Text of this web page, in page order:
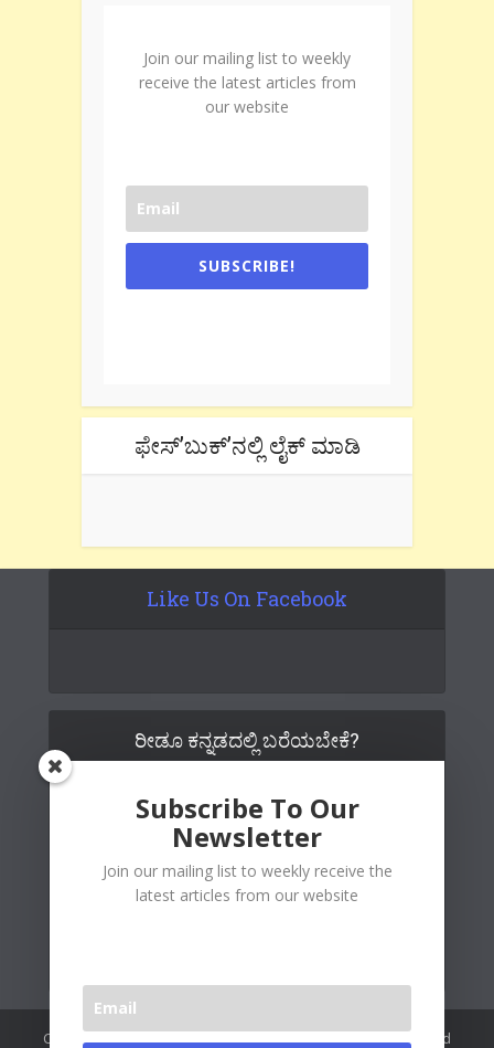
Join our mailing list to weekly
receive the latest articles from
our website
SUBSCRIBE!
ಫೇಸ್’ಬುಕ್’ನಲ್ಲಿ ಲೈಕ್ ಮಾಡಿ
Like Us On Facebook
ರೀಡೂ ಕನ್ನಡದಲ್ಲಿ ಬರೆಯಬೇಕೆ?
Copywrite© 2026 Readoo Media Private Limited. Created and
Subscribe To Our
Newsletter
Join our mailing list to weekly receive the
latest articles from our website